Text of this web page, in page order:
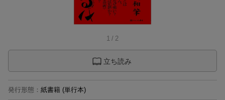
1 / 2
立ち読み
発行形態 ： 紙書籍 (単行本)